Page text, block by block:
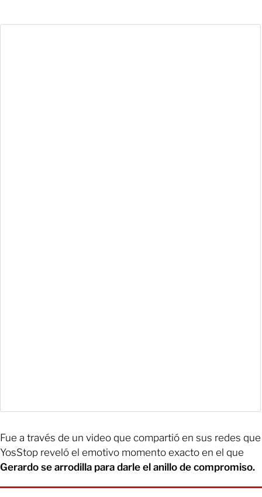
Fue a través de un video que compartió en sus redes que
YosStop reveló el emotivo momento exacto en el que
Gerardo se arrodilla para darle el anillo de compromiso.